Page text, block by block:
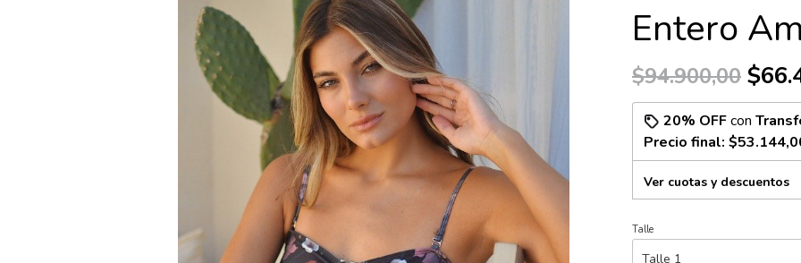
Entero
$94.900,00
20% OFFcon
Precio final:
Ver cuotas y descuentos
Talle